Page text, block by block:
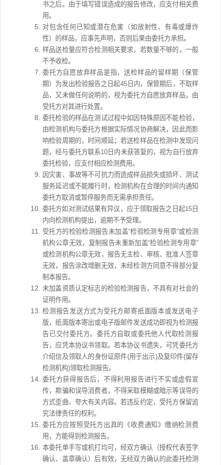
书之后。由于填写错误造成的报告修改，应支付相关费
用。
对包含任何已知或潜在危害（如放射性、有毒或爆炸
性）的样品，应事先声明，否则后果由委托方承担。
样品送检量应符合检测相关要求，若数量不够的，一般
不予收检。
委托方自愿放弃样品是指，送检样品的留样期（保管
期）为发出检验报告之日起45日内，保管期后，不取样
品，又未做任何说明的，视为委托方自愿放弃样品，由
受托方对其进行处置。
委托检验的样品在测试过程中如因特殊原因不能检验，
由检测机构与委托方根据实际情况协商解决，因此而影
响检验周期的，时间顺延；若送检样品在检测中发现问
题，经与委托方联系10日内未获答复的，视为自行放弃
委托检验，应支付相应检测费用。
因灾害、事故等不可抗力而造成样品损失或损坏、测试
服务延迟或不能履行时，检测机构在合理的时间内通知
委托方取消或暂停服务而无需承担责任。
委托方如对测试结果有异议，应于领取报告之日起15日
内向检测机构提出，逾期不予受理。
受托方的检验检测报告未加盖“检验检测专用章”或检测
机构公章无效，复制报告未重新加盖“检验检测专用章”
或检测机构公章无效，报告无主检、审核、批准人签章
无效，报告涂改增删无效，未经检测方同意不得部分复
制本报告。
未加盖资质认定标志的检验检测报告，不具有对社会的
证明作用。
检测报告发送方式为受托方邮寄纸面版本或发送电子
版，纸面版本寄出或电子版邮件发送成功即视为检测报
告已交付委托方。委托方自取或委托他人代取检测报
告，应凭本协议书领取。若本协议书遗失，可凭委托方
介绍信及领取人的身份证原件(用于出示)及复印件(留存
检测机构)领取检测报告。
委托方获得报告后，不得利用报告进行不实或虚假宣
传，欺骗和误导消费者，不得采取模糊或暗示等误导的
方式歪曲、夸大有关内容。若违反约定，受托方保留追
究法律责任的权利。
委托方应按照受托方出具的《收费通知》缴纳检测费
用，方能得到检测报告。
本委托单手写或机打均可，经双方确认（授权代表签字
确认、盖章确认）后有效，无经双方确认的此委托检测